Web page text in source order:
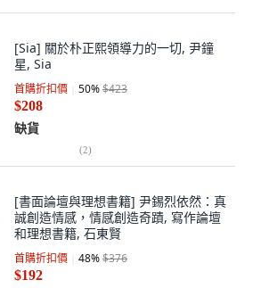
[Sia] 關於朴正熙領導力的一切, 尹鐘
星, Sia
首購折扣價 50%$423
$208
缺貨
(2)
[書面論壇與理想書籍] 尹錫烈依然：真
誠創造情感，情感創造奇蹟, 寫作論壇
和理想書籍, 石東賢
首購折扣價 48%$376
$192